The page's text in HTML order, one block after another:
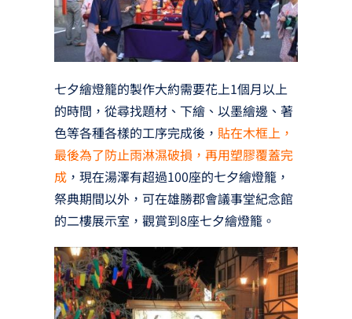
七夕繪燈籠的製作大約需要花上1個月以上
的時間，從尋找題材、下繪、以墨繪邊、著
色等各種各樣的工序完成後， 貼在木框上，
最後為了防止雨淋濕破損，再用塑膠覆蓋完
成，現在湯澤有超過100座的七夕繪燈籠，
祭典期間以外，可在雄勝郡會議事堂紀念館
的二樓展示室，觀賞到8座七夕繪燈籠。